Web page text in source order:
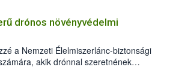
a kezelt terményeken is jelen kell
tartalmaz szermaradékot.
is, melyekben kimutathatóak,
kis mennyiségben vannak jelen, így nem
a fogyasztó egészségére nézve.
drónos növényvédelmi
a Nemzeti Élelmiszerlánc-biztonsági
akik drónnal szeretnének
gazdálkodási tevékenységet